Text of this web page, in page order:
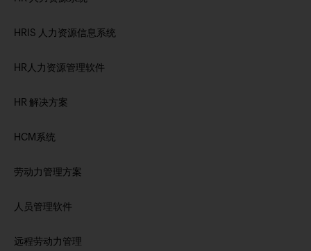
HRIS 人力资源信息系统
HR人力资源管理软件
HR 解决方案
HCM系统
劳动力管理方案
人员管理软件
远程劳动力管理